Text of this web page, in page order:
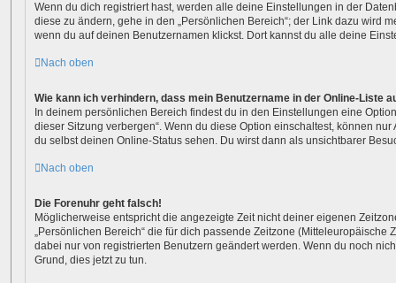
Wenn du dich registriert hast, werden alle deine Einstellungen in der
diese zu ändern, gehe in den „Persönlichen Bereich“; der Link dazu wird
wenn du auf deinen Benutzernamen klickst. Dort kannst du alle deine
Nach oben
Wie kann ich verhindern, dass mein Benutzername in der Online-Liste
In deinem persönlichen Bereich findest du in den Einstellungen eine
dieser Sitzung verbergen“. Wenn du diese Option einschaltest, können
du selbst deinen Online-Status sehen. Du wirst dann als unsichtbarer
Nach oben
Die Forenuhr geht falsch!
Möglicherweise entspricht die angezeigte Zeit nicht deiner eigenen
„Persönlichen Bereich“ die für dich passende Zeitzone (Mitteleuropäische
dabei nur von registrierten Benutzern geändert werden. Wenn du noch
Grund, dies jetzt zu tun.